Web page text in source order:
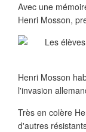
Avec une
Henri Mosson,
Henri Mosson
l'invasion
Très en colère
d'autres